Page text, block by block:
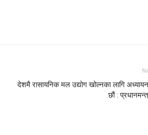
देशमै रासायनिक मल उद्योग खोल्नका लागि
छाैं :